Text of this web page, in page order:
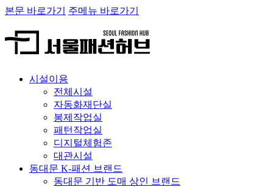
본문 바로가기 주메뉴 바로가기
시설이용
전체시설
자동화재단실
봉제작업실
패턴작업실
디지털체험존
대관시설
동대문 K-패션 브랜드
동대문 기반 도매 상인 브랜드